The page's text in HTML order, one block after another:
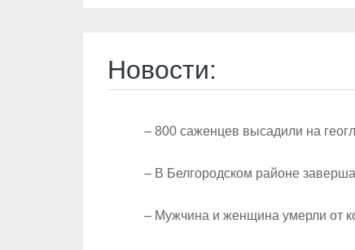
Новости:
– 800 саженцев высадили на
– В Белгородском районе
– Мужчина и женщина умерли от